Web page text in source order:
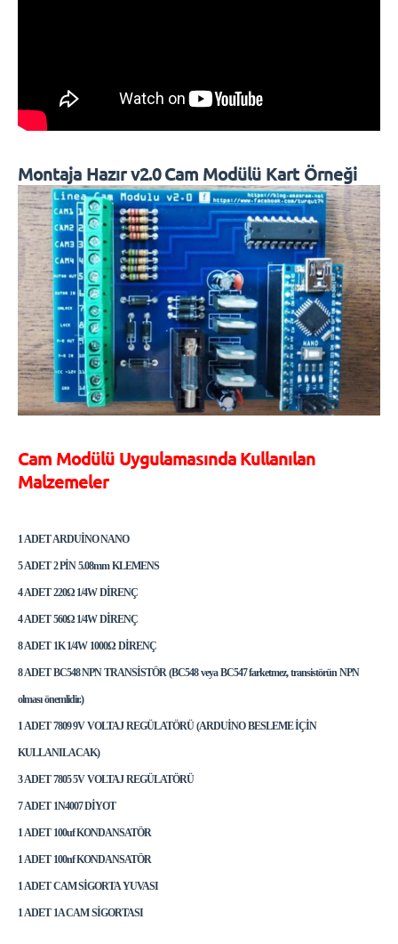
Montaja Hazır v2.0 Cam Modülü Kart Örneği
Cam Modülü Uygulamasında Kullanılan
Malzemeler
1 ADET ARDUİNO NANO
5 ADET 2 PİN 5.08mm KLEMENS
4 ADET 220Ω 1/4W DİRENÇ
4 ADET 560Ω 1/4W DİRENÇ
8 ADET 1K 1/4W 1000Ω DİRENÇ
8 ADET BC548 NPN TRANSİSTÖR (BC548 veya BC547 farketmez, transistörün NPN
olması önemlidir.)
1 ADET 7809 9V VOLTAJ REGÜLATÖRÜ (ARDUİNO BESLEME İÇİN
KULLANILACAK)
3 ADET 7805 5V VOLTAJ REGÜLATÖRÜ
7 ADET 1N4007 DİYOT
1 ADET 100uf KONDANSATÖR
1 ADET 100nf KONDANSATÖR
1 ADET CAM SİGORTA YUVASI
1 ADET 1A CAM SİGORTASI